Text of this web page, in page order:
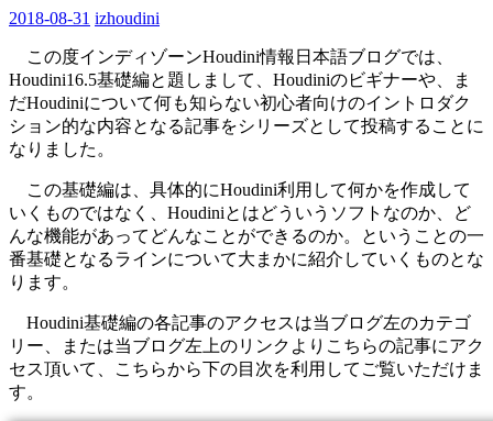
2018-08-31 izhoudini
この度インディゾーンHoudini情報日本語ブログでは、
Houdini16.5基礎編と題しまして、Houdiniのビギナーや、ま
だHoudiniについて何も知らない初心者向けのイントロダク
ション的な内容となる記事をシリーズとして投稿することに
なりました。
この基礎編は、具体的にHoudini利用して何かを作成して
いくものではなく、Houdiniとはどういうソフトなのか、ど
んな機能があってどんなことができるのか。ということの一
番基礎となるラインについて大まかに紹介していくものとな
ります。
Houdini基礎編の各記事のアクセスは当ブログ左のカテゴ
リー、または当ブログ左上のリンクよりこちらの記事にアク
セス頂いて、こちらから下の目次を利用してご覧いただけま
す。